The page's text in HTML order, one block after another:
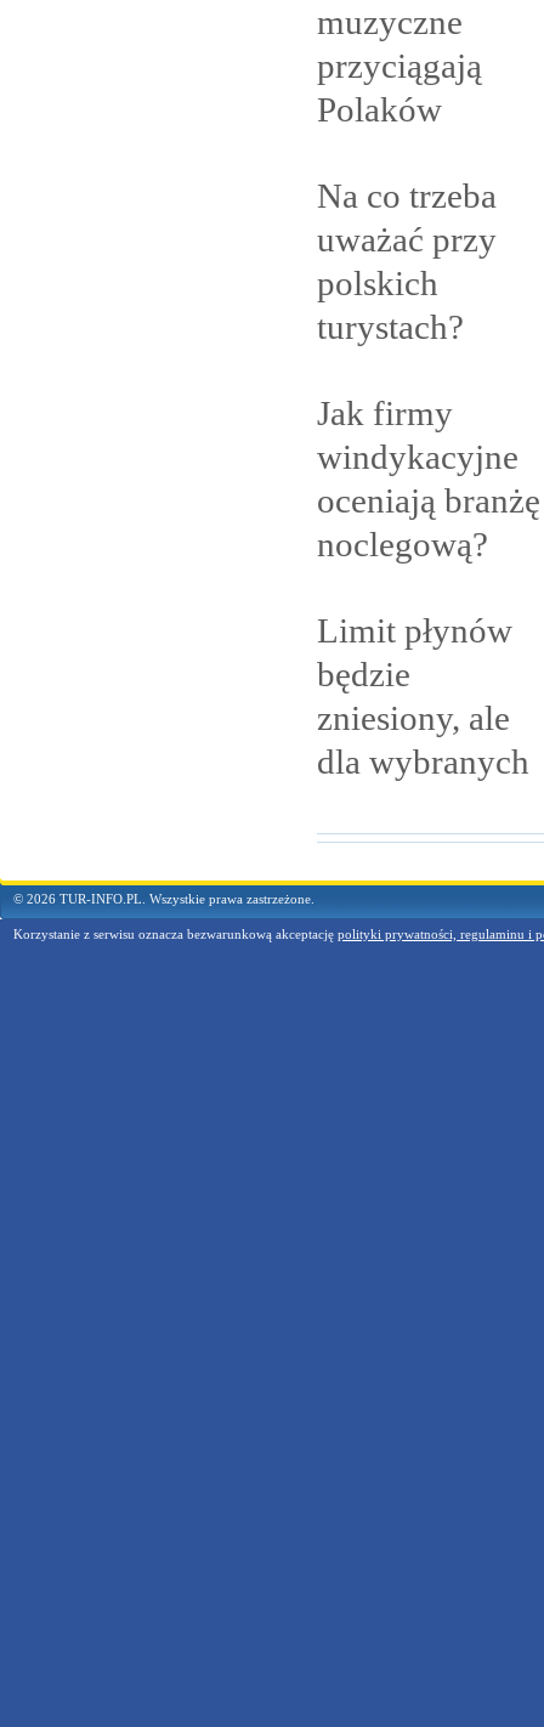
muzyczne
przyciągają
Polaków
Na co trzeba
uważać przy
polskich
turystach?
Jak firmy
windykacyjne
oceniają branżę
noclegową?
Limit płynów
będzie
zniesiony, ale
dla wybranych
© 2026 TUR-INFO.PL. Wszystkie prawa zastrzeżone.
Korzystanie z serwisu oznacza bezwarunkową akceptację polityki prywatności, regulaminu i